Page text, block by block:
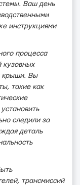
Ваш день
инструкциями
процесса
кузовных
крыши. Вы
такие как
следили за
деталь
трансмиссий